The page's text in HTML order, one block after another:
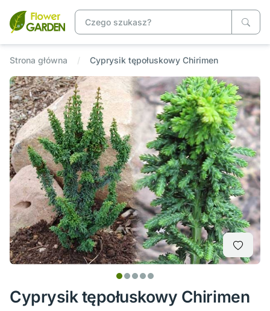
Strona główna Cyprysik tępołuskowy Chirimen
Cyprysik tępołuskowy Chirimen